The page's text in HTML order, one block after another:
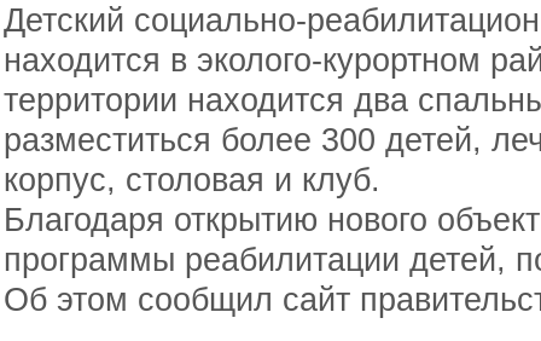
Детский социально-
находится в эколого-курортном
территории находится два
разместиться более 300 детей,
корпус, столовая и клуб.
Благодаря открытию нового
программы реабилитации детей,
Об этом сообщил сайт